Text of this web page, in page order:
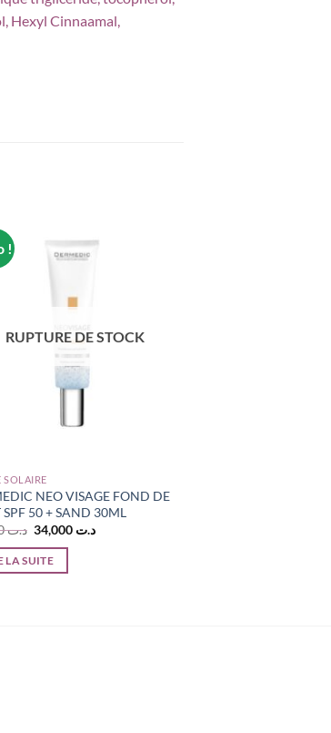
Hexyl Cinnaamal,
!
RUPTURE DE STOCK
SOLAIRE
NEO VISAGE FOND DE
SPF 50 + SAND 30ML
د.ت43,000
Le
prix
initial
était :
د.تLe
LA SUITE